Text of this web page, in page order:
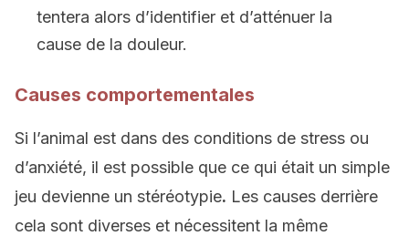
tentera alors d’identifier et d’atténuer la
cause de la douleur.
Causes comportementales
Si l’animal est dans des conditions de stress ou
d’anxiété, il est possible que ce qui était un simple
jeu devienne un stéréotypie. Les causes derrière
cela sont diverses et nécessitent la même